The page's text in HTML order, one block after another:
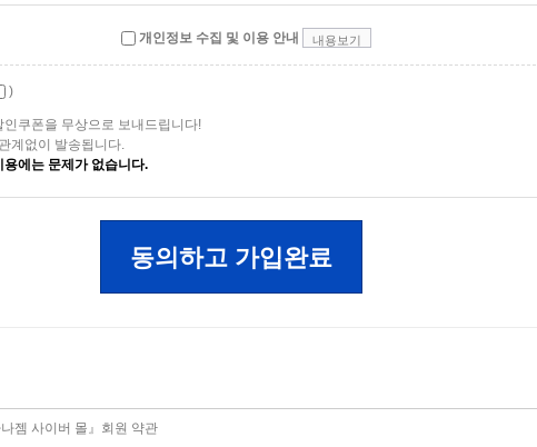
개인정보 수집 및 이용 안내 내용보기
)
쿠폰을 무상으로 보내드립니다!
계없이 발송됩니다.
에는 문제가 없습니다.
동의하고 가입완료